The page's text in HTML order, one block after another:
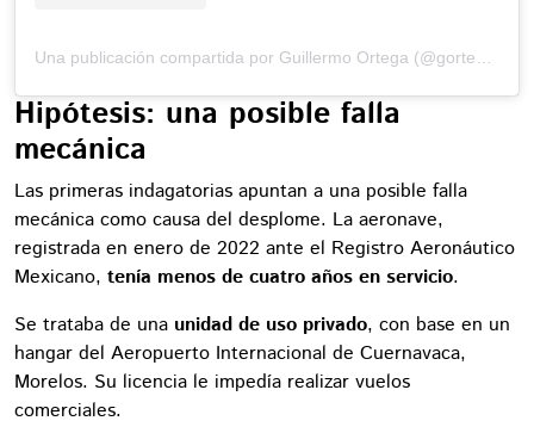
Hipótesis: una posible falla
mecánica
Las primeras indagatorias apuntan a una posible falla
mecánica como causa del desplome. La aeronave,
registrada en enero de 2022 ante el Registro Aeronáutico
Mexicano, tenía menos de cuatro años en servicio.
Se trataba de una unidad de uso privado, con base en un
hangar del Aeropuerto Internacional de Cuernavaca,
Morelos. Su licencia le impedía realizar vuelos
comerciales.